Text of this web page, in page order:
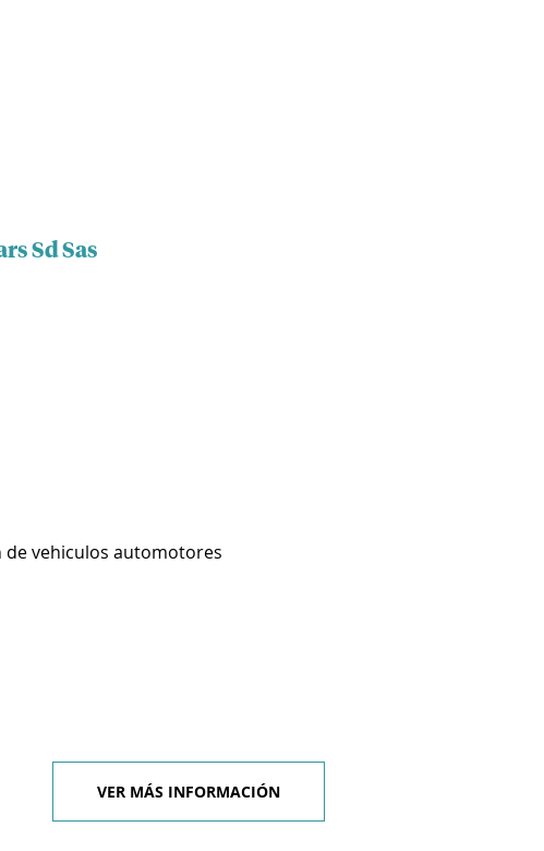
Sd Sas
vehiculos automotores
VER MÁS INFORMACIÓN